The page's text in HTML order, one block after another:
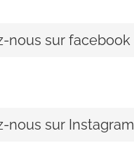
nous sur facebook
nous sur Instagram